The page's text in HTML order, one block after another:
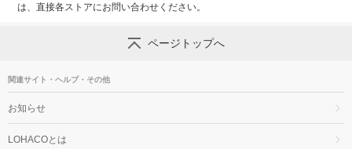
は、直接各ストアにお問い合わせください。
ページトップへ
関連サイト・ヘルプ・その他
お知らせ
LOHACOとは